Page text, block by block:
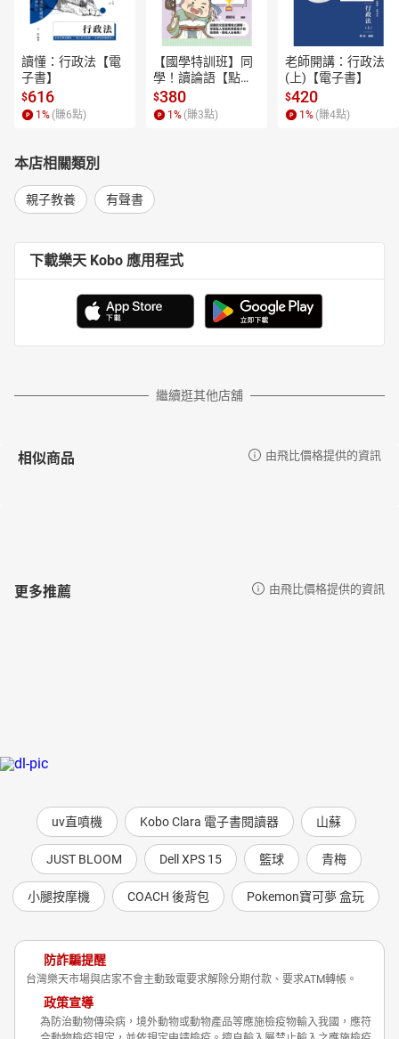
讀懂：行政法【電
子書】
$616
1 % (賺6點)
【國學特訓班】同
學！讀論語【點閱
率最高的孔子篇】
逗趣的文配圖情境
式講解，學習聖人
$380
1 % (賺3點)
老師開講：行政法
(上)【電子書】
$420
1 % (賺4點)
本店相關類別
親子教養 有聲書
下載樂天 Kobo 應用程式
繼續逛其他店舖
相似商品 由飛比價格提供的資訊
更多推薦 由飛比價格提供的資訊
uv直噴機 Kobo Clara 電子書閱讀器 山蘇
JUST BLOOM Dell XPS 15 籃球 青梅
小腿按摩機 COACH 後背包 Pokemon寶可夢 盒玩
防詐騙提醒
台灣樂天市場與店家不會主動致電要求解除分期付款、要求ATM轉帳。
政策宣導
為防治動物傳染病，境外動物或動物產品等應施檢疫物輸入我國，應符